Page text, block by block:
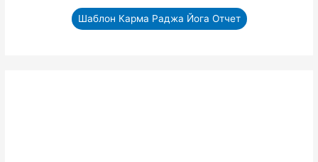
Шаблон Карма Раджа Йога Отчет